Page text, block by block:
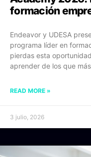
formación
Endeavor y UDESA
programa líder en
pierdas esta
aprender de los que
READ MORE »
3 julio, 2026